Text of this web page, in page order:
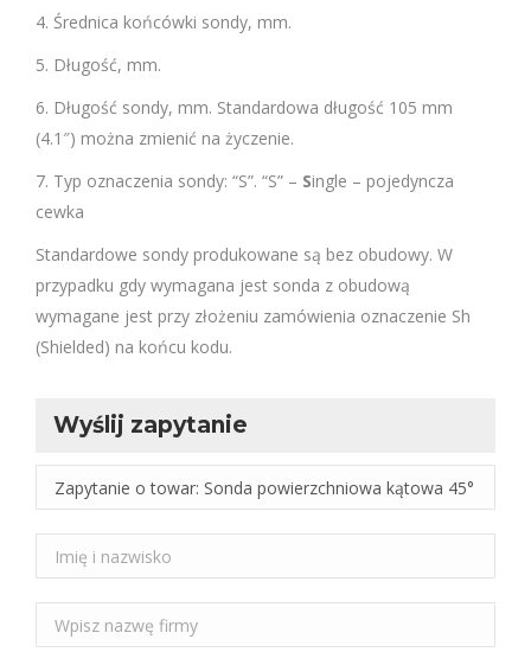
4. Średnica końcówki sondy, mm.
5. Długość, mm.
6. Długość sondy, mm. Standardowa długość 105 mm
(4.1″) można zmienić na życzenie.
7. Typ oznaczenia sondy: “S”. “S” – Single – pojedyncza
cewka
Standardowe sondy produkowane są bez obudowy. W
przypadku gdy wymagana jest sonda z obudową
wymagane jest przy złożeniu zamówienia oznaczenie Sh
(Shielded) na końcu kodu.
Wyślij zapytanie